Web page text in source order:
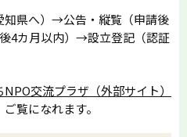
県へ）→公告・縦覧（申請後
4カ月以内）→設立登記（認証
NPO交流プラザ（外部サイト）
覧になれます。